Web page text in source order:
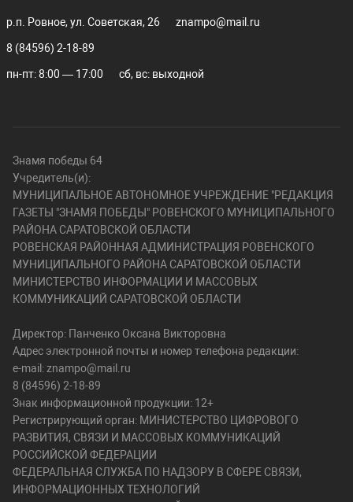
р.п. Ровное, ул. Советская, 26 znampo@mail.ru
8 (84596) 2-18-89
пн-пт: 8:00 — 17:00 сб, вс: выходной
Знамя победы 64
Учредитель(и):
МУНИЦИПАЛЬНОЕ АВТОНОМНОЕ УЧРЕЖДЕНИЕ "РЕДАКЦИЯ
ГАЗЕТЫ "ЗНАМЯ ПОБЕДЫ" РОВЕНСКОГО МУНИЦИПАЛЬНОГО
РАЙОНА САРАТОВСКОЙ ОБЛАСТИ
РОВЕНСКАЯ РАЙОННАЯ АДМИНИСТРАЦИЯ РОВЕНСКОГО
МУНИЦИПАЛЬНОГО РАЙОНА САРАТОВСКОЙ ОБЛАСТИ
МИНИСТЕРСТВО ИНФОРМАЦИИ И МАССОВЫХ
КОММУНИКАЦИЙ САРАТОВСКОЙ ОБЛАСТИ
Директор: Панченко Оксана Викторовна
Адрес электронной почты и номер телефона редакции:
e-mail: znampo@mail.ru
8 (84596) 2-18-89
Знак информационной продукции: 12+
Регистрирующий орган: МИНИСТЕРСТВО ЦИФРОВОГО
РАЗВИТИЯ, СВЯЗИ И МАССОВЫХ КОММУНИКАЦИЙ
РОССИЙСКОЙ ФЕДЕРАЦИИ
ФЕДЕРАЛЬНАЯ СЛУЖБА ПО НАДЗОРУ В СФЕРЕ СВЯЗИ,
ИНФОРМАЦИОННЫХ ТЕХНОЛОГИЙ